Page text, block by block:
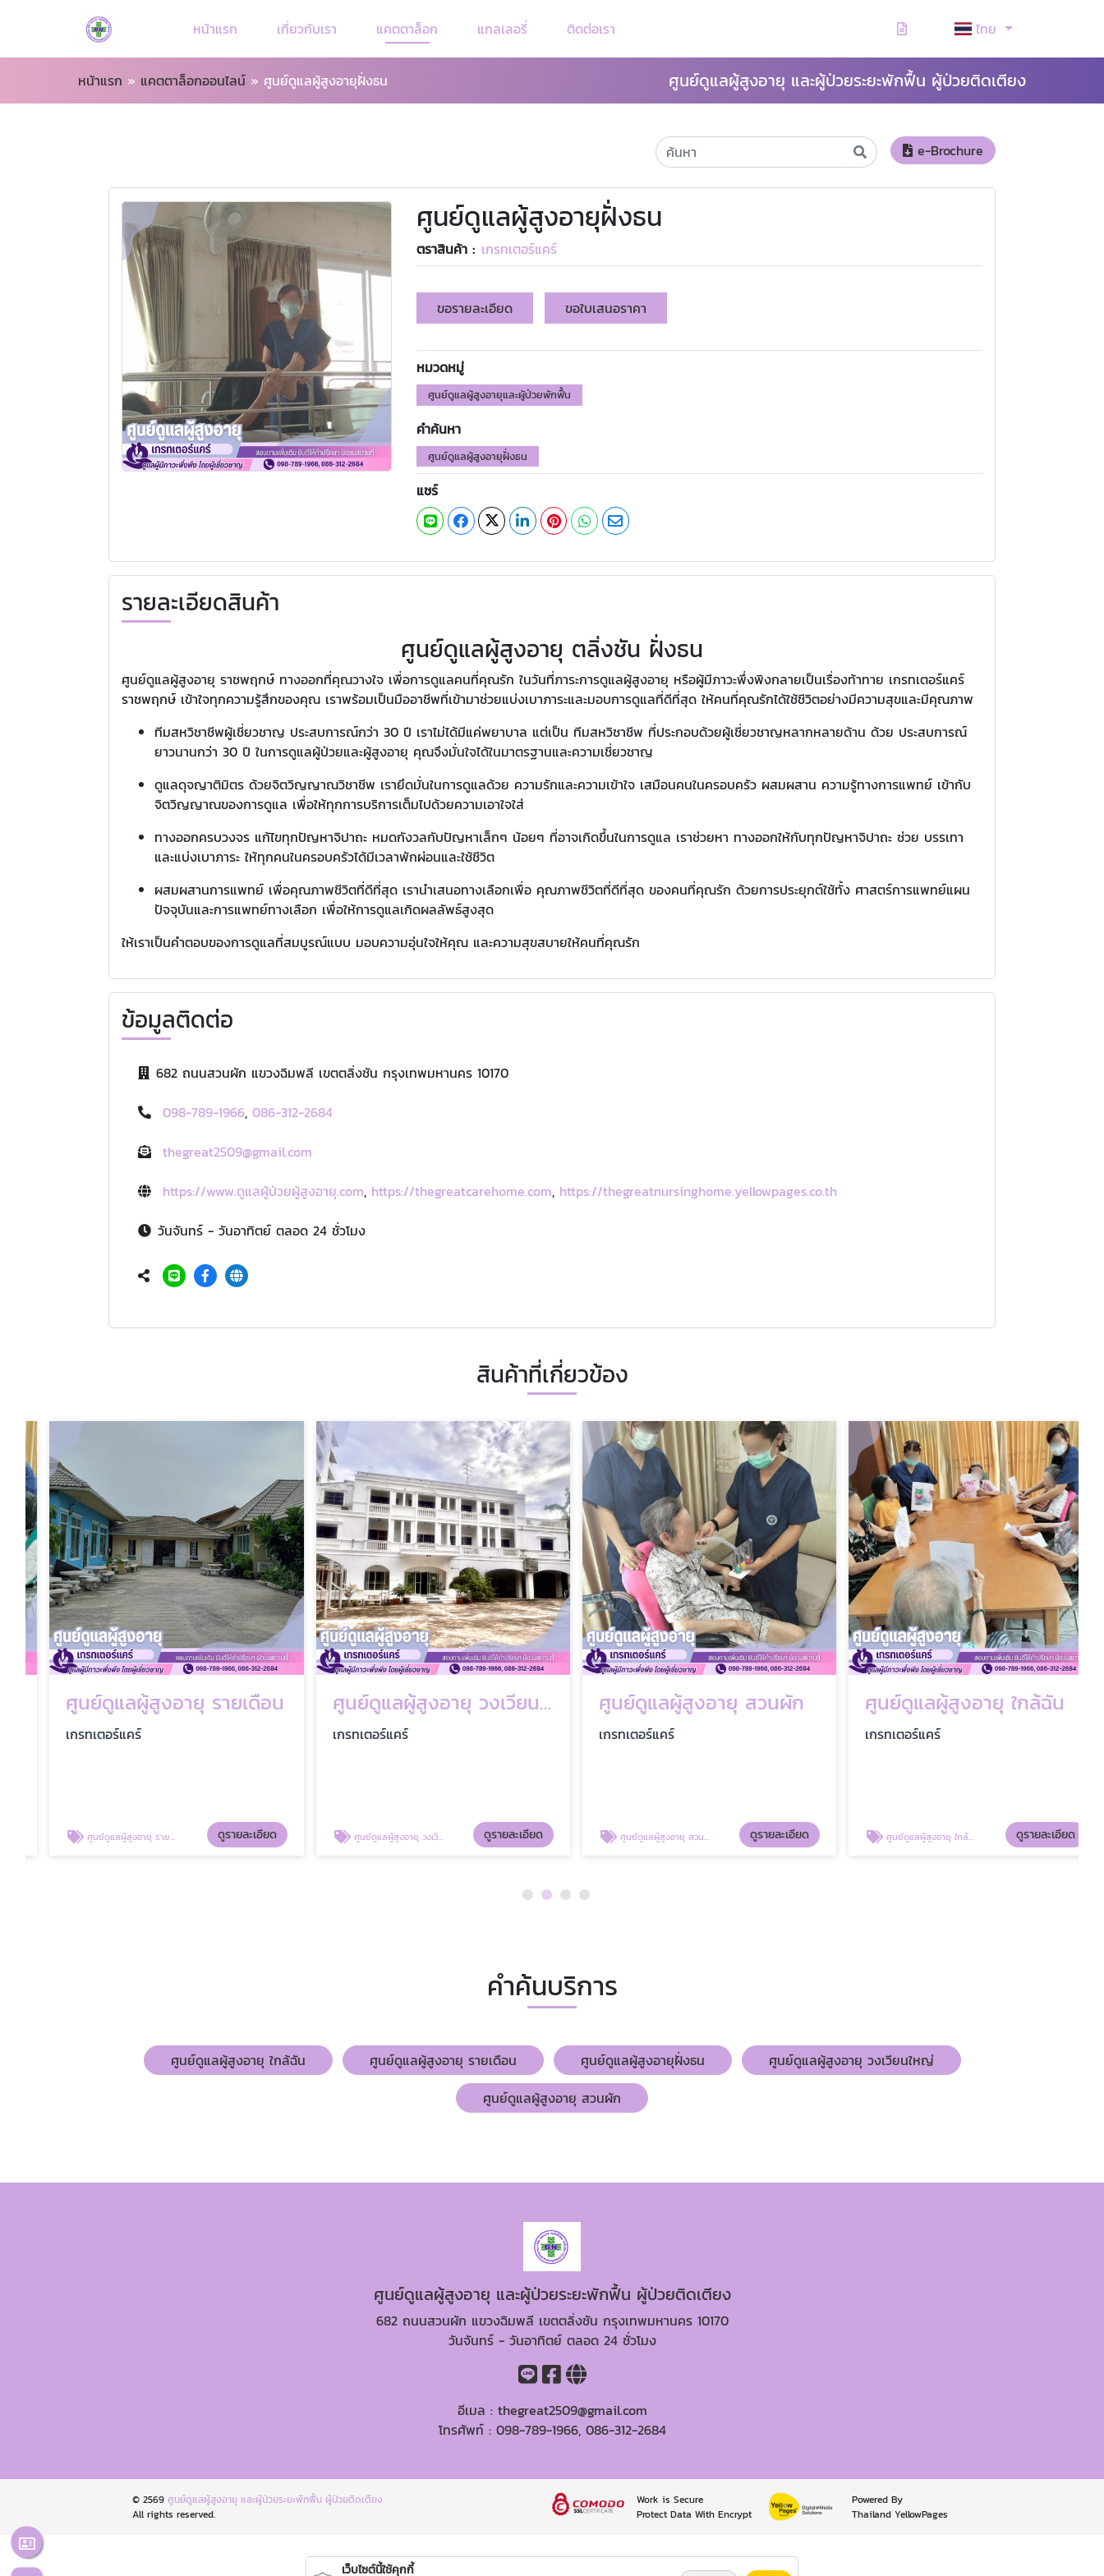
หน้าแรก เกี่ยวกับเรา แคตตาล็อก แกลเลอรี่ ติดต่อเรา ไทย
หน้าแรก » แคตตาล็อกออนไลน์ » ศูนย์ดูแลผู้สูงอายุฝั่งธน ศูนย์ดูแลผู้สูงอายุ และผู้ป่วยระยะพักฟื้น ผู้ป่วยติดเตียง
e-Brochure
ศูนย์ดูแลผู้สูงอายุฝั่งธน
ตราสินค้า : เกรทเตอร์แคร์
ขอรายละเอียด ขอใบเสนอราคา
หมวดหมู่
ศูนย์ดูแลผู้สูงอายุและผู้ป่วยพักฟื้น
คำค้นหา
ศูนย์ดูแลผู้สูงอายุฝั่งธน
แชร์
รายละเอียดสินค้า
ศูนย์ดูแลผู้สูงอายุ ตลิ่งชัน ฝั่งธน
ศูนย์ดูแลผู้สูงอายุ ราชพฤกษ์ ทางออกที่คุณวางใจ เพื่อการดูแลคนที่คุณรัก ในวันที่ภาระการดูแลผู้สูงอายุ หรือผู้มีภาวะพึ่งพิงกลายเป็นเรื่องท้าทาย เกรทเตอร์แคร์
ราชพฤกษ์ เข้าใจทุกความรู้สึกของคุณ เราพร้อมเป็นมืออาชีพที่เข้ามาช่วยแบ่งเบาภาระและมอบการดูแลที่ดีที่สุด ให้คนที่คุณรักได้ใช้ชีวิตอย่างมีความสุขและมีคุณภาพ
ทีมสหวิชาชีพผู้เชี่ยวชาญ ประสบการณ์กว่า 30 ปี เราไม่ได้มีแค่พยาบาล แต่เป็น ทีมสหวิชาชีพ ที่ประกอบด้วยผู้เชี่ยวชาญหลากหลายด้าน ด้วย ประสบการณ์
ยาวนานกว่า 30 ปี ในการดูแลผู้ป่วยและผู้สูงอายุ คุณจึงมั่นใจได้ในมาตรฐานและความเชี่ยวชาญ
ดูแลดุจญาติมิตร ด้วยจิตวิญญาณวิชาชีพ เรายึดมั่นในการดูแลด้วย ความรักและความเข้าใจ เสมือนคนในครอบครัว ผสมผสาน ความรู้ทางการแพทย์ เข้ากับ
จิตวิญญาณของการดูแล เพื่อให้ทุกการบริการเต็มไปด้วยความเอาใจใส่
ทางออกครบวงจร แก้ไขทุกปัญหาจิปาถะ หมดกังวลกับปัญหาเล็กๆ น้อยๆ ที่อาจเกิดขึ้นในการดูแล เราช่วยหา ทางออกให้กับทุกปัญหาจิปาถะ ช่วย บรรเทา
และแบ่งเบาภาระ ให้ทุกคนในครอบครัวได้มีเวลาพักผ่อนและใช้ชีวิต
ผสมผสานการแพทย์ เพื่อคุณภาพชีวิตที่ดีที่สุด เรานำเสนอทางเลือกเพื่อ คุณภาพชีวิตที่ดีที่สุด ของคนที่คุณรัก ด้วยการประยุกต์ใช้ทั้ง ศาสตร์การแพทย์แผน
ปัจจุบันและการแพทย์ทางเลือก เพื่อให้การดูแลเกิดผลลัพธ์สูงสุด
ให้เราเป็นคำตอบของการดูแลที่สมบูรณ์แบบ มอบความอุ่นใจให้คุณ และความสุขสบายให้คนที่คุณรัก
ข้อมูลติดต่อ
682 ถนนสวนผัก แขวงฉิมพลี เขตตลิ่งชัน กรุงเทพมหานคร 10170
098-789-1966, 086-312-2684
thegreat2509@gmail.com
https://www.ดูแลผู้ป่วยผู้สูงอายุ.com, https://thegreatcarehome.com, https://thegreatnursinghome.yellowpages.co.th
วันจันทร์ - วันอาทิตย์ ตลอด 24 ชั่วโมง
สินค้าที่เกี่ยวข้อง
ศูนย์ดูแลผู้สูงอายุ รายเดือน
เกรทเตอร์แคร์
ศูนย์ดูแลผู้สูงอายุ รายเดือน ดูรายละเอียด
ศูนย์ดูแลผู้สูงอายุ วงเวียนใหญ่
เกรทเตอร์แคร์
ศูนย์ดูแลผู้สูงอายุ วงเวียนใหญ่ ดูรายละเอียด
ศูนย์ดูแลผู้สูงอายุ สวนผัก
เกรทเตอร์แคร์
ศูนย์ดูแลผู้สูงอายุ สวนผัก ดูรายละเอียด
ศูนย์ดูแลผู้สูงอายุ ใกล้ฉัน
เกรทเตอร์แคร์
ศูนย์ดูแลผู้สูงอายุ ใกล้ฉัน ดูรายละเอียด
คำค้นบริการ
ศูนย์ดูแลผู้สูงอายุ ใกล้ฉัน ศูนย์ดูแลผู้สูงอายุ รายเดือน ศูนย์ดูแลผู้สูงอายุฝั่งธน
ศูนย์ดูแลผู้สูงอายุ วงเวียนใหญ่
ศูนย์ดูแลผู้สูงอายุ สวนผัก
ศูนย์ดูแลผู้สูงอายุ และผู้ป่วยระยะพักฟื้น ผู้ป่วยติดเตียง
682 ถนนสวนผัก แขวงฉิมพลี เขตตลิ่งชัน กรุงเทพมหานคร 10170
วันจันทร์ - วันอาทิตย์ ตลอด 24 ชั่วโมง
อีเมล : thegreat2509@gmail.com
โทรศัพท์ : 098-789-1966, 086-312-2684
© 2569 ศูนย์ดูแลผู้สูงอายุ และผู้ป่วยระยะพักฟื้น ผู้ป่วยติดเตียง
All rights reserved.
Work is Secure
Protect Data With Encrypt
Powered By
Thailand YellowPages
เว็บไซต์นี้ใช้คุกกี้